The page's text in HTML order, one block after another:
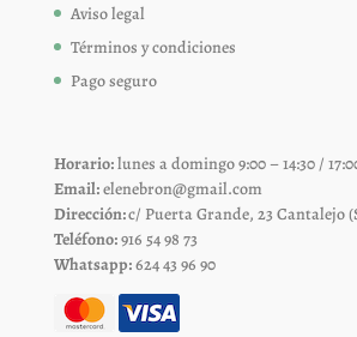
Aviso legal
Términos y condiciones
Pago seguro
Horario:lunes a domingo 9:00 – 14:30 /
Email:elenebron@gmail.com
Dirección:c/ Puerta Grande, 23 Cantalejo
Teléfono:916 54 98 73
Whatsapp:624 43 96 90